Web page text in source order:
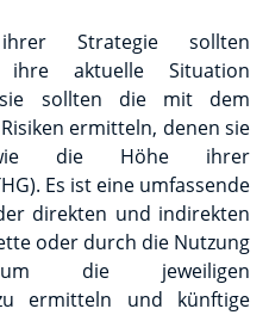
Strategie sollten
ihre aktuelle Situation
sollten die mit dem
ermitteln, denen sie
die Höhe ihrer
Es ist eine umfassende
direkten und indirekten
oder durch die Nutzung
die jeweiligen
ermitteln und künftige